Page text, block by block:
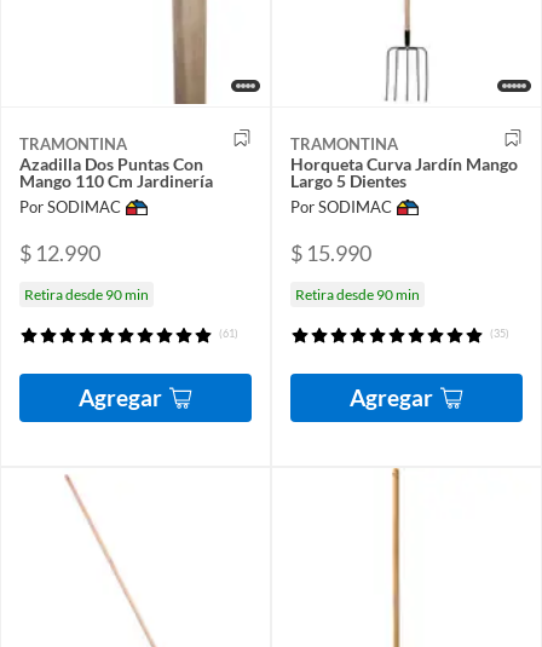
TRAMONTINA
Azadilla Dos Puntas Con
Mango 110 Cm Jardinería
Por SODIMAC
$ 12.990
Retira desde 90 min
(61)
Agregar
TRAMONTINA
Horqueta Curva Jardín Mango
Largo 5 Dientes
Por SODIMAC
$ 15.990
Retira desde 90 min
(35)
Agregar